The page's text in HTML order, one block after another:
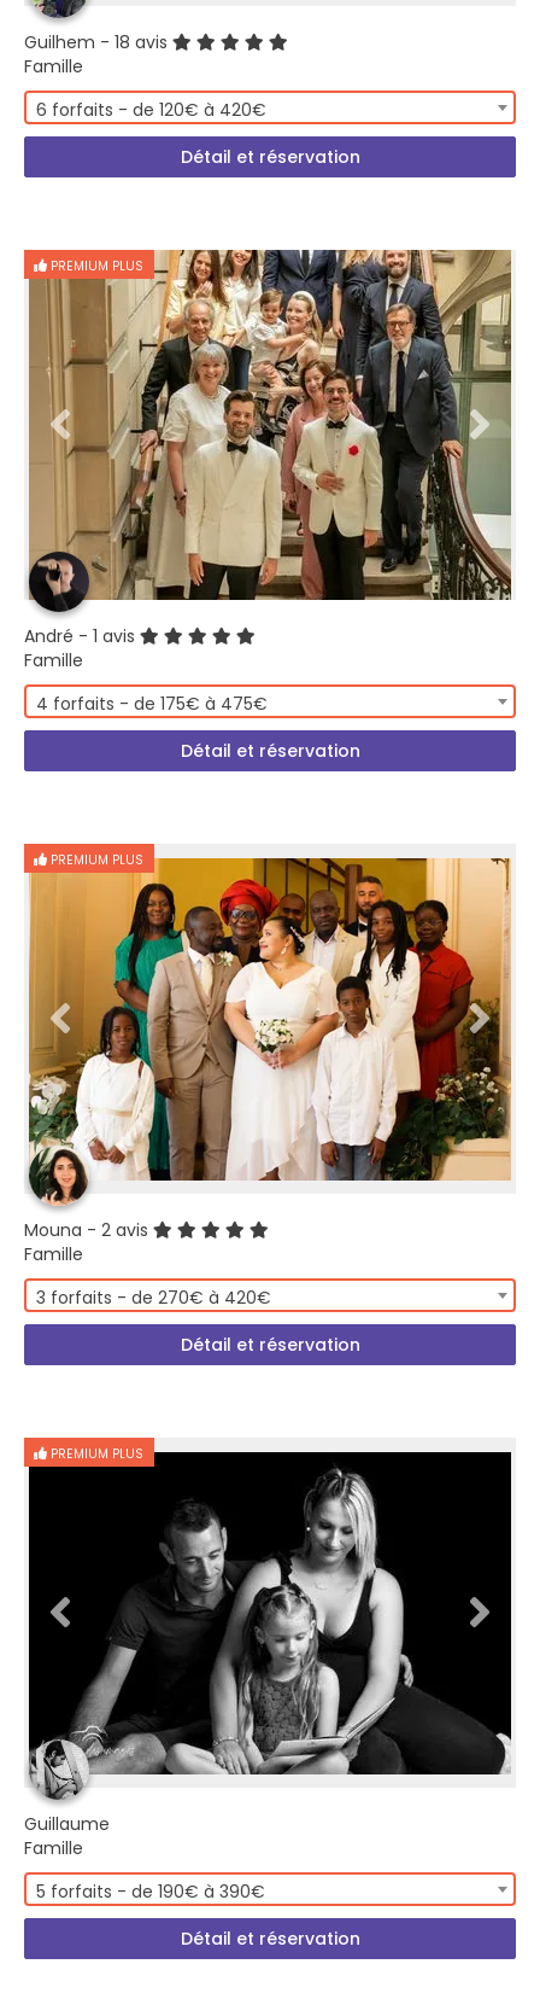
Guilhem - 18 avis
Famille
6 forfaits - de 120€ à 420€
Détail et réservation
PREMIUM PLUS
André - 1 avis
Famille
4 forfaits - de 175€ à 475€
Détail et réservation
PREMIUM PLUS
Mouna - 2 avis
Famille
3 forfaits - de 270€ à 420€
Détail et réservation
PREMIUM PLUS
Guillaume
Famille
5 forfaits - de 190€ à 390€
Détail et réservation